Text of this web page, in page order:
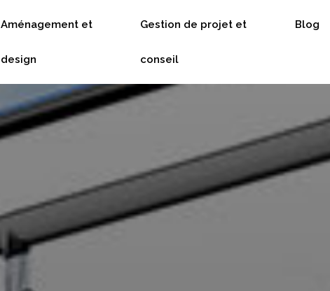
Aménagement et
design
Gestion de projet et
conseil
Blog